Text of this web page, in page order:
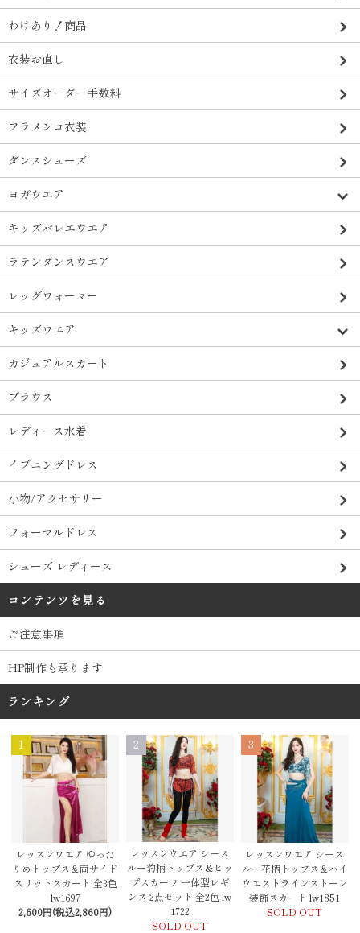
わけあり！商品
衣装お直し
サイズオーダー手数料
フラメンコ衣装
ダンスシューズ
ヨガウエア
キッズバレエウエア
ラテンダンスウエア
レッグウォーマー
キッズウエア
カジュアルスカート
ブラウス
レディース水着
イブニングドレス
小物/アクセサリー
フォーマルドレス
シューズ レディース
コンテンツを見る
ご注意事項
HP制作も承ります
ランキング
1
レッスンウエア ゆった
りめトップス＆両サイド
スリットスカート 全3色
lw1697
2,600円(税込2,860円)
2
レッスンウエア シース
ルー豹柄トップス＆ヒッ
プスカーフ 一体型レギ
ンス 2点セット 全2色 lw
1722
SOLD OUT
3
レッスンウエア シース
ルー花柄トップス＆ハイ
ウエストラインストーン
装飾スカート lw1851
SOLD OUT